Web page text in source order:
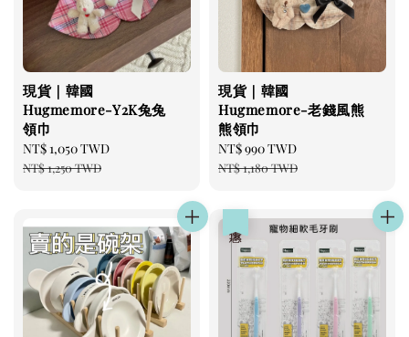
現貨｜韓國
Hugmemore-Y2K兔兔
領巾
Sale
price
NT$ 1,050 TWD
NT$ 1,250 TWD
現貨｜韓國
Hugmemore-老錢風熊
熊領巾
Sale
price
NT$ 990 TWD
NT$ 1,180 TWD